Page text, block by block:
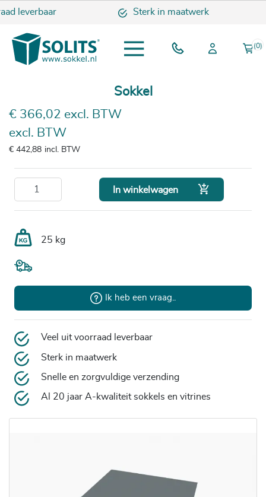
leverbaar Sterk in maatwerk
(0)
Sokkel
€ 366,02 excl. BTW
excl. BTW
€ 442,88 incl. BTW
In winkelwagen 
25 kg
Ik heb een vraag..
Veel uit voorraad leverbaar
Sterk in maatwerk
Snelle en zorgvuldige verzending
Al 20 jaar A-kwaliteit sokkels en vitrines